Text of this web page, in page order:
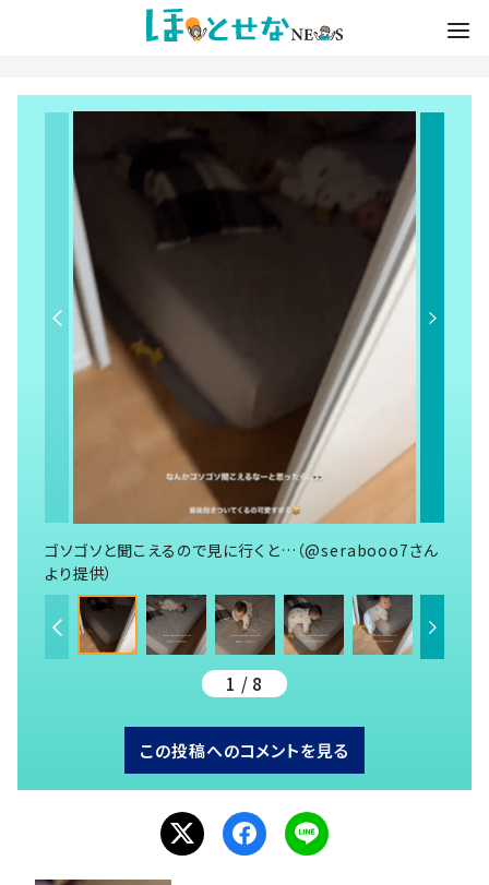
ゴソゴソと聞こえるので見に行くと…（@serabooo7さん
より提供）
1 / 8
この投稿へのコメントを見る